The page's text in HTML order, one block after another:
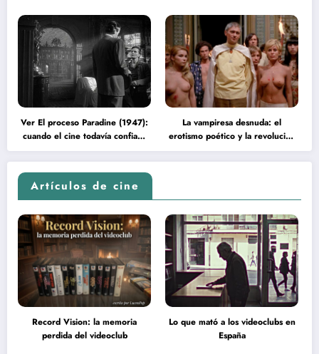
Ver El proceso Paradine (1947):
cuando el cine todavía confiaba
en la inteligencia del espectador
La vampiresa desnuda: el
erotismo poético y la revolución
psicodélica de Jean Rollin
Artículos de cine
Record Vision: la memoria
perdida del videoclub
Lo que mató a los videoclubs en
España